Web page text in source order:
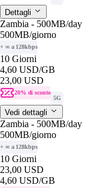
Dettagli
Zambia - 500MB/day
500MB/giorno
+ ∞ a 128kbps
10 Giorni
4,60 USD/GB
23,00 USD
20% di sconto
5G
Vedi dettagli
Zambia - 500MB/day
500MB/giorno
+ ∞ a 128kbps
10 Giorni
23,00 USD
4,60 USD/GB